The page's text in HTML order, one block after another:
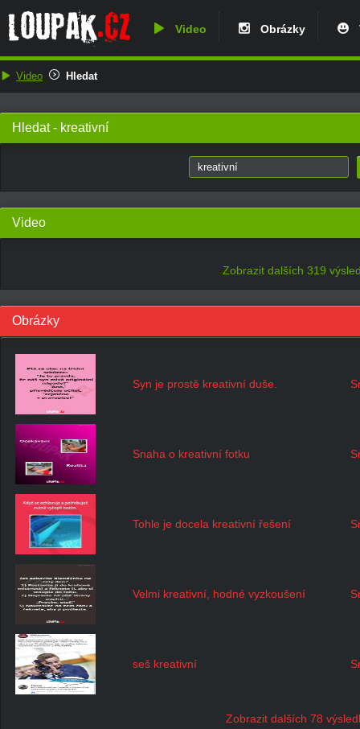
Video Obrázky
Video Hledat
Hledat - kreativní
Video
Zobrazit dalších 319
Obrázky
Syn je prostě kreativní duše.
Snaha o kreativní fotku
Tohle je docela kreativní řešení
Velmi kreativní, hodné vyzkoušení
seš kreativní
Zobrazit dalších 78